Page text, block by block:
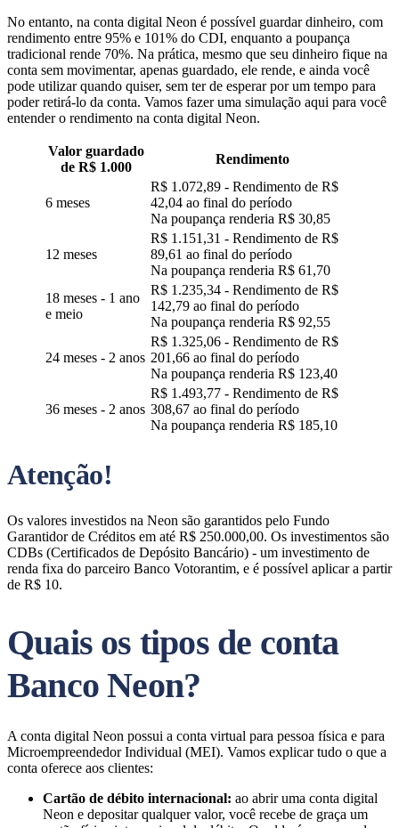
No entanto, na conta digital Neon é possível guardar dinheiro, com
rendimento entre 95% e 101% do CDI, enquanto a poupança
tradicional rende 70%. Na prática, mesmo que seu dinheiro fique na
conta sem movimentar, apenas guardado, ele rende, e ainda você
pode utilizar quando quiser, sem ter de esperar por um tempo para
poder retirá-lo da conta. Vamos fazer uma simulação aqui para você
entender o rendimento na conta digital Neon.
Valor guardado
de R$ 1.000
Rendimento
6 meses
R$ 1.072,89 - Rendimento de R$
42,04 ao final do período
Na poupança renderia R$ 30,85
12 meses
R$ 1.151,31 - Rendimento de R$
89,61 ao final do período
Na poupança renderia R$ 61,70
18 meses - 1 ano
e meio
R$ 1.235,34 - Rendimento de R$
142,79 ao final do período
Na poupança renderia R$ 92,55
24 meses - 2 anos
R$ 1.325,06 - Rendimento de R$
201,66 ao final do período
Na poupança renderia R$ 123,40
36 meses - 2 anos
R$ 1.493,77 - Rendimento de R$
308,67 ao final do período
Na poupança renderia R$ 185,10
Atenção!
Os valores investidos na Neon são garantidos pelo Fundo
Garantidor de Créditos em até R$ 250.000,00.​ Os investimentos são
CDBs (Certificados de Depósito Bancário) - um investimento de
renda fixa do parceiro Banco Votorantim, e é possível aplicar a partir
de R$ 10.
Quais os tipos de conta
Banco Neon?
A conta digital Neon possui a conta virtual para pessoa física e para
Microempreendedor Individual (MEI). Vamos explicar tudo o que a
conta oferece aos clientes:
Cartão de débito internacional: ao abrir uma conta digital
Neon e depositar qualquer valor, você recebe de graça um